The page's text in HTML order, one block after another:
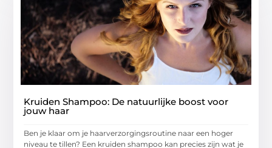
Kruiden Shampoo: De natuurlijke boost voor
jouw haar
Ben je klaar om je haarverzorgingsroutine naar een hoger
niveau te tillen? Een kruiden shampoo kan precies zijn wat je